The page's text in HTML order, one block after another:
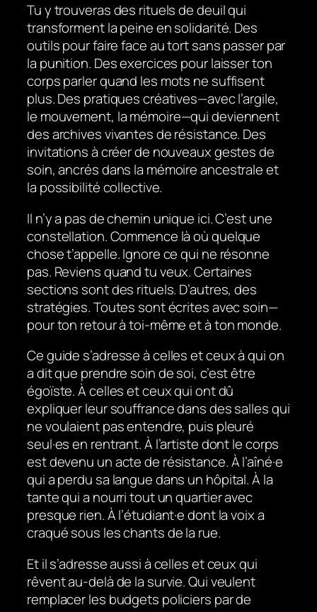
Tu y trouveras des rituels de deuil qui
transforment la peine en solidarité. Des
outils pour faire face au tort sans passer par
la punition. Des exercices pour laisser ton
corps parler quand les mots ne suffisent
plus. Des pratiques créatives—avec l’argile,
le mouvement, la mémoire—qui deviennent
des archives vivantes de résistance. Des
invitations à créer de nouveaux gestes de
soin, ancrés dans la mémoire ancestrale et
la possibilité collective.
Il n’y a pas de chemin unique ici. C’est une
constellation. Commence là où quelque
chose t’appelle. Ignore ce qui ne résonne
pas. Reviens quand tu veux. Certaines
sections sont des rituels. D’autres, des
stratégies. Toutes sont écrites avec soin—
pour ton retour à toi-même et à ton monde.
Ce guide s’adresse à celles et ceux à qui on
a dit que prendre soin de soi, c’est être
égoïste. À celles et ceux qui ont dû
expliquer leur souffrance dans des salles qui
ne voulaient pas entendre, puis pleuré
seul·es en rentrant. À l’artiste dont le corps
est devenu un acte de résistance. À l’aîné·e
qui a perdu sa langue dans un hôpital. À la
tante qui a nourri tout un quartier avec
presque rien. À l’étudiant·e dont la voix a
craqué sous les chants de la rue.
Et il s’adresse aussi à celles et ceux qui
rêvent au-delà de la survie. Qui veulent
remplacer les budgets policiers par de